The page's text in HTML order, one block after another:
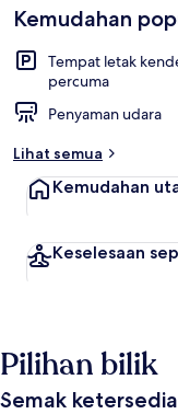
Kemudahan
Tempat letak
percuma
Penyaman udara
Lihat semua
Kemudahan
Keselesaan
Pilihan bilik
Semak